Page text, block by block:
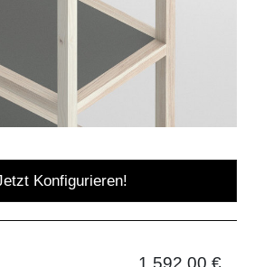
Konfigurieren!